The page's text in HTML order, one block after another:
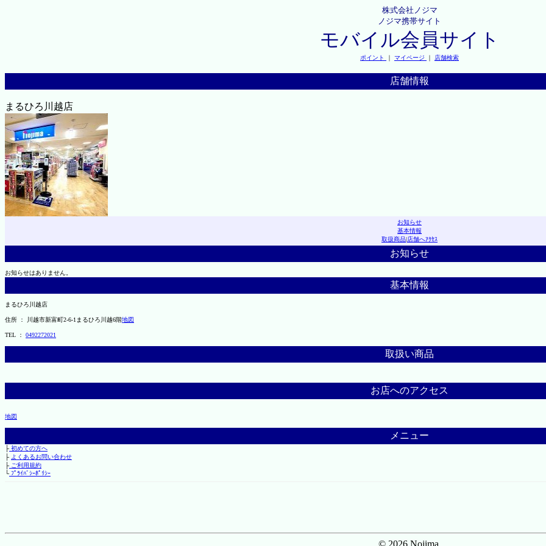
株式会社ノジマ
ノジマ携帯サイト
モバイル会員サイト
ポイント ｜ マイページ ｜ 店舗検索
店舗情報
まるひろ川越店
お知らせ
基本情報
取扱商品|店舗へｱｸｾｽ
お知らせ
お知らせはありません。
基本情報
まるひろ川越店
住所 ： 川越市新富町2-6-1まるひろ川越6階地図
TEL ： 0492272021
取扱い商品
お店へのアクセス
地図
メニュー
├初めての方へ
├ よくあるお問い合わせ
├ご利用規約
└ﾌﾟﾗｲﾊﾞｼｰﾎﾟﾘｼｰ
© 2026 Nojima.